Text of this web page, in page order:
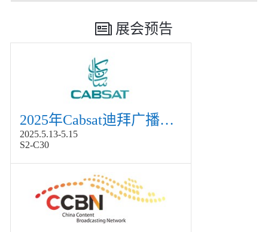
展会预告
2025年Cabsat迪拜广播电视展
2025.5.13-5.15
S2-C30